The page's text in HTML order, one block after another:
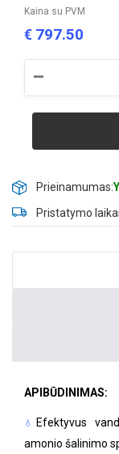
Kaina su PVM
€ 797.50
–
Prieinamumas:
Pristatymo
APIBŪDINIMAS:
Efektyvus
amonio šalinimo